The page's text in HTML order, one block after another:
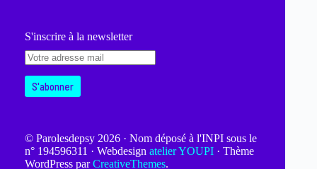
S'inscrire à la newsletter
© Parolesdepsy 2026 · Nom déposé à l'INPI sous le
n° 194596311 · Webdesign atelier YOUPI · Thème
WordPress parCreativeThemes.